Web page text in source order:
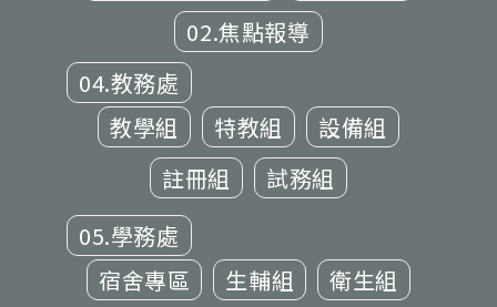
02.焦點報導
04.教務處
教學組
特教組
設備組
註冊組
試務組
05.學務處
宿舍專區
生輔組 衛生組